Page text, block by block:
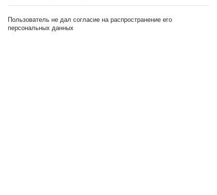
Пользователь не дал согласие на распространение его
персональных данных